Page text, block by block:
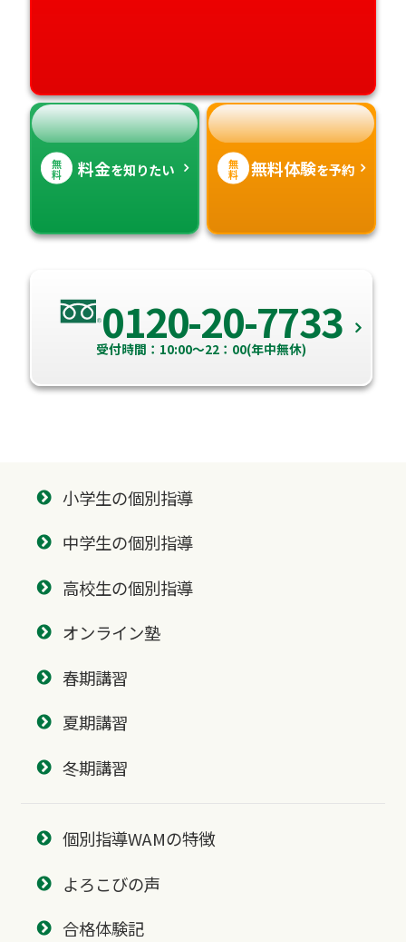
無
料 料金を知りたい 無
料 無料体験を予約
0120-20-7733
受付時間：10:00～22：00(年中無休)
小学生の個別指導
中学生の個別指導
高校生の個別指導
オンライン塾
春期講習
夏期講習
冬期講習
個別指導WAMの特徴
よろこびの声
合格体験記